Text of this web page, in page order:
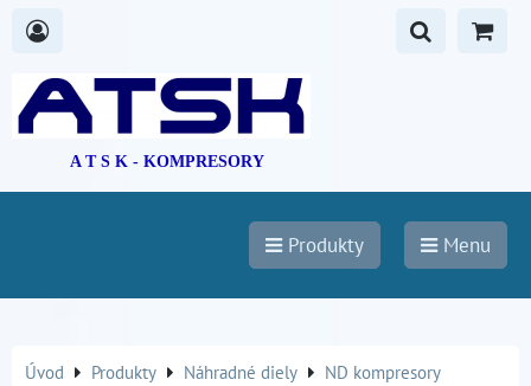
A T S K - KOMPRESORY
Produkty Menu
Úvod Produkty Náhradné diely
ND kompresory